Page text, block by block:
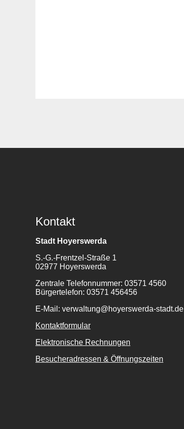
Kontakt
Stadt Hoyerswerda
S.-G.-Frentzel-Straße 1
02977 Hoyerswerda
Zentrale Telefonnummer: 03571 4560
Bürgertelefon: 03571 456456
E-Mail: verwaltung@hoyerswerda-stadt.de
Kontaktformular
Elektronische Rechnungen
Besucheradressen & Öffnungszeiten